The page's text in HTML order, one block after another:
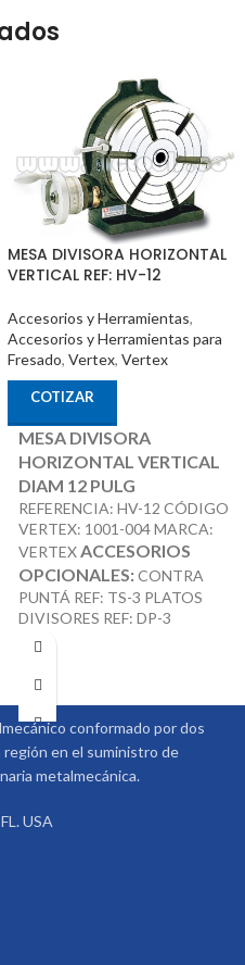
MESA DIVISORA HORIZONTAL
VERTICAL REF: HV-12
Accesorios y Herramientas,
Accesorios y Herramientas para
Fresado, Vertex, Vertex
COTIZAR
MESA DIVISORA
HORIZONTAL VERTICAL
DIAM 12 PULG
REFERENCIA: HV-12 CÓDIGO
VERTEX: 1001-004 MARCA:
VERTEXACCESORIOS
OPCIONALES:CONTRA
PUNTÁ REF: TS-3 PLATOS
DIVISORES REF: DP-3
conformado por dos
región en el suministro de
metalmecánica.
USA